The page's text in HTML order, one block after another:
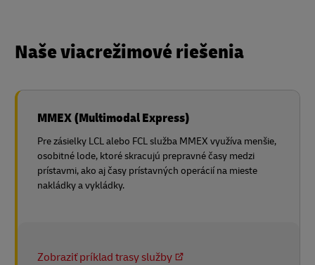
Naše viacrežimové riešenia
MMEX (Multimodal Express)
Pre zásielky LCL alebo FCL služba MMEX využíva menšie,
osobitné lode, ktoré skracujú prepravné časy medzi
prístavmi, ako aj časy prístavných operácií na mieste
nakládky a vykládky.
Zobraziť príklad trasy služby